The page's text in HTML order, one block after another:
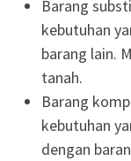
Barang
kebutuhan
barang lain.
tanah.
Barang
kebutuhan
dengan